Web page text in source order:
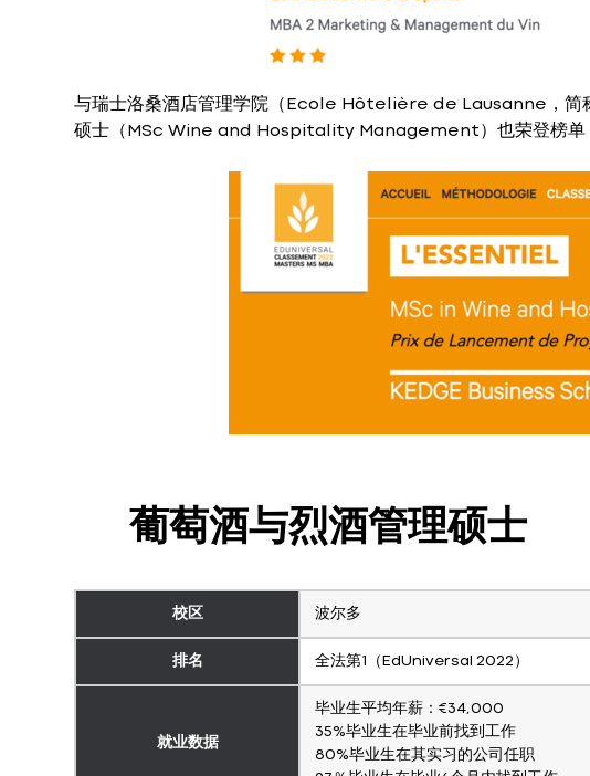
与瑞士洛桑酒店管理学院（Ecole Hôtelière de Lausanne，简
硕士（MSc Wine and Hospitality Management）也荣登榜单
葡萄酒与烈酒管理硕士
校区 波尔多
排名 全法第1（EdUniversal 2022）
就业数据
毕业生平均年薪：€34,000
35%毕业生在毕业前找到工作
80%毕业生在其实习的公司任职